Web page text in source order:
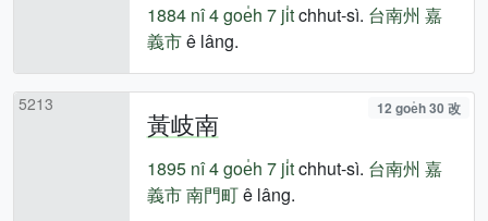
1884 nî4 goe̍h 7 ji̍tchhut-sì. 台南州 嘉
義市ê lâng.
5213
黃岐南 12 goe̍h 30 改
1895 nî4 goe̍h 7 ji̍tchhut-sì. 台南州 嘉
義市南門町ê lâng.